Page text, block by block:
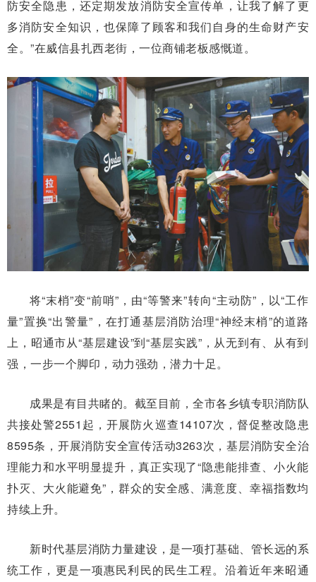
防安全隐患，还定期发放消防安全宣传单，让我了解了更
多消防安全知识，也保障了顾客和我们自身的生命财产安
全。”在威信县扎西老街，一位商铺老板感慨道。
将“末梢”变“前哨”，由“等警来”转向“主动防”，以“工作
量”置换“出警量”，在打通基层消防治理“神经末梢”的道路
上，昭通市从“基层建设”到“基层实践”，从无到有、从有到
强，一步一个脚印，动力强劲，潜力十足。
成果是有目共睹的。截至目前，全市各乡镇专职消防队
共接处警2551起，开展防火巡查14107次，督促整改隐患
8595条，开展消防安全宣传活动3263次，基层消防安全治
理能力和水平明显提升，真正实现了“隐患能排查、小火能
扑灭、大火能避免”，群众的安全感、满意度、幸福指数均
持续上升。
新时代基层消防力量建设，是一项打基础、管长远的系
统工作，更是一项惠民利民的民生工程。沿着近年来昭通